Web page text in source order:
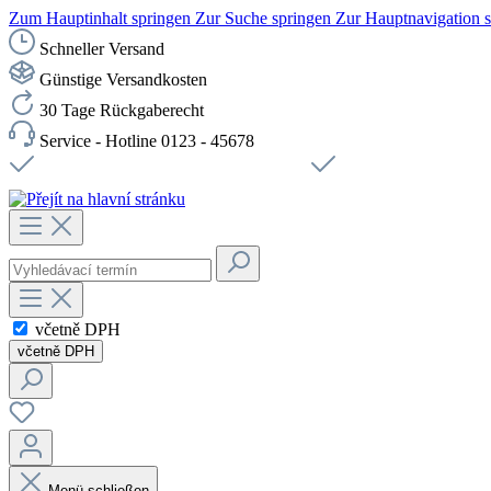
Zum Hauptinhalt springen Zur Suche springen Zur Hauptnavigation
Schneller Versand
Günstige Versandkosten
30 Tage Rückgaberecht
Service - Hotline 0123 - 45678
včetně DPH
včetně DPH